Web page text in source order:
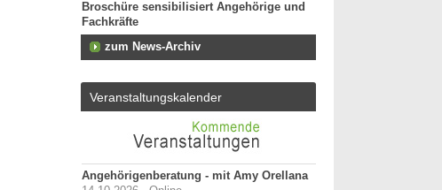
Broschüre sensibilisiert Angehörige und
Fachkräfte
zum News-Archiv
Veranstaltungskalender
Angehörigenberatung - mit Amy Orellana